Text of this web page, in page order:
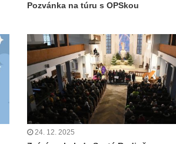
Pozvánka na túru s OPSkou
24. 12. 2025